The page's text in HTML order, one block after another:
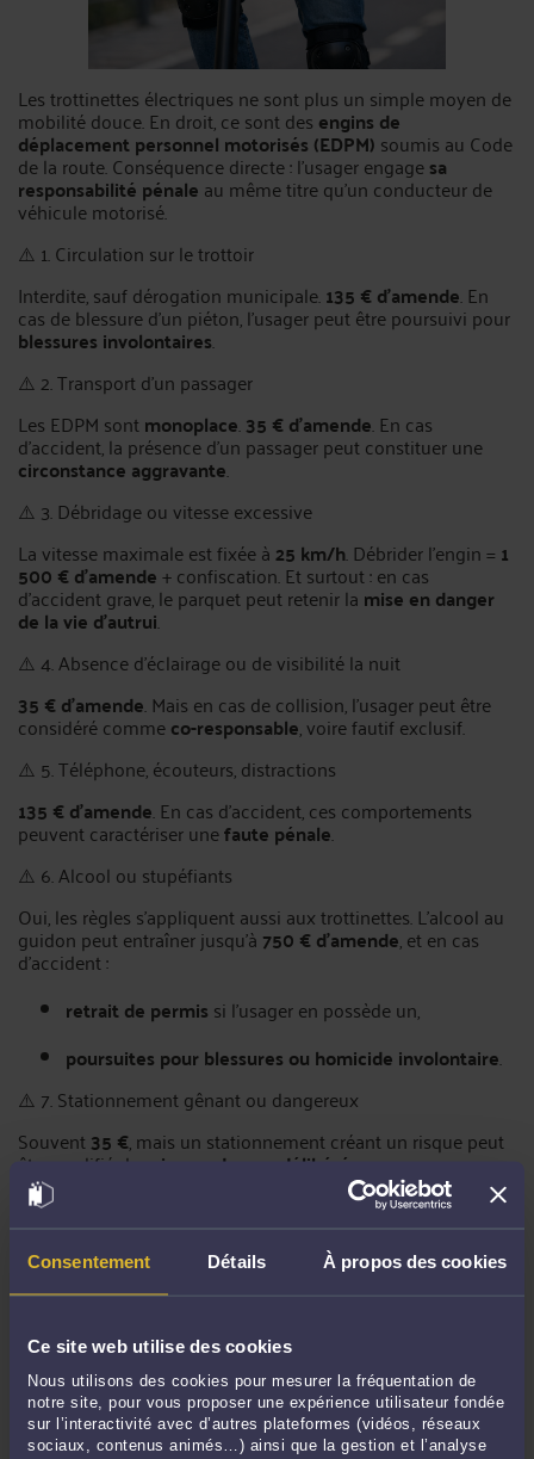
Consentement Détails À propos des cookies
Ce site web utilise des cookies
Nous utilisons des cookies pour mesurer la fréquentation de
notre site, pour vous proposer une expérience utilisateur fondée
sur l’interactivité avec d’autres plateformes (vidéos, réseaux
sociaux, contenus animés…) ainsi que la gestion et l’analyse
Les trottinettes électriques ne sont plus un simple moyen de
mobilité douce. En droit, ce sont des engins de
déplacement personnel motorisés (EDPM) soumis au Code
de la route. Conséquence directe : l’usager engagesa
responsabilité pénale au même titre qu’un conducteur de
véhicule motorisé.
⚠️ 1. Circulation sur le trottoir
Interdite, sauf dérogation municipale.135 € d’amende. En
cas de blessure d’un piéton, l’usager peut être poursuivi pour
blessures involontaires.
⚠️ 2. Transport d’un passager
Les EDPM sontmonoplace.35 € d’amende. En cas
d’accident, la présence d’un passager peut constituer une
circonstance aggravante.
⚠️ 3. Débridage ou vitesse excessive
La vitesse maximale est fixée à25 km/h. Débrider l’engin = 1
500 € d’amende+ confiscation. Et surtout : en cas
d’accident grave, le parquet peut retenir la mise en danger
de la vie d’autrui.
⚠️ 4. Absence d’éclairage ou de visibilité la nuit
35 € d’amende. Mais en cas de collision, l’usager peut être
considéré commeco-responsable, voire fautif exclusif.
⚠️ 5. Téléphone, écouteurs, distractions
135 € d’amende. En cas d’accident, ces comportements
peuvent caractériser unefaute pénale.
⚠️ 6. Alcool ou stupéfiants
Oui, les règles s’appliquent aussi aux trottinettes. L’alcool au
guidon peut entraîner jusqu’à 750 € d’amende, et en cas
d’accident :
retrait de permis si l’usager en possède un,
poursuites pour blessures ou homicide involontaire.
⚠️ 7. Stationnement gênant ou dangereux
Souvent35 €, mais un stationnement créant un risque peut
être qualifié de mise en danger délibérée
L’enjeu pénal
L’usage d’une trottinette peut sembler anodin. Pourtant, les
juridictions pénales sont de plus en plus saisies d’affaires
impliquant des EDPM :
collisions avec piétons,
blessures involontaires,
mise en danger,